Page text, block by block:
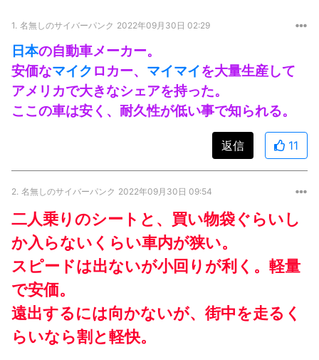
1. 名無しのサイバーパンク 2022年09月30日 02:29
日本の自動車メーカー。
安価なマイク ロカー、 マイマイを大量生産して
アメリカで大きなシェアを持った。
ここの車は安く、耐久性が低い事で知られる。
返信 11
2. 名無しのサイバーパンク 2022年09月30日 09:54
二人乗りのシートと、買い物袋ぐらいし
か入らないくらい車内が狭い。
スピードは出ないが小回りが利く。軽量
で安価。
遠出するには向かないが、街中を走るく
らいなら割と軽快。